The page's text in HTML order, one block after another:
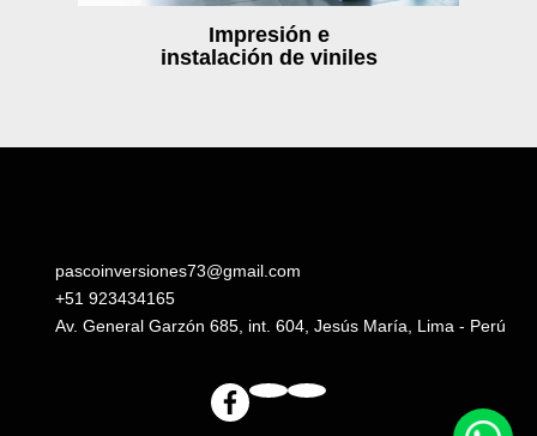
Impresión e
instalación de viniles
pascoinversiones73@gmail.com
+51 923434165
Av. General Garzón 685, int. 604, Jesús María, Lima - Perú